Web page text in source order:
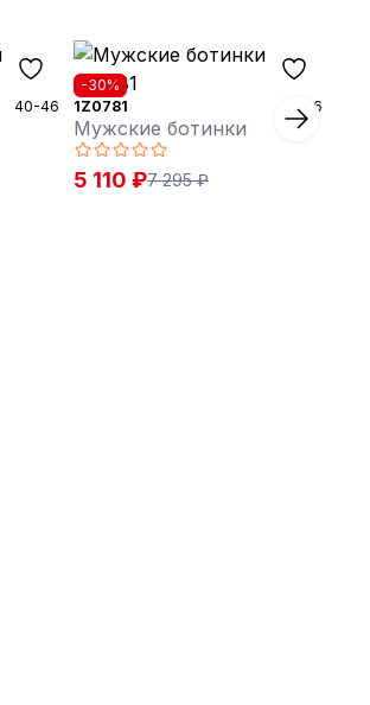
40-46
-30%
1Z0781
40-46
Мужские ботинки
5 110 ₽7 295 ₽